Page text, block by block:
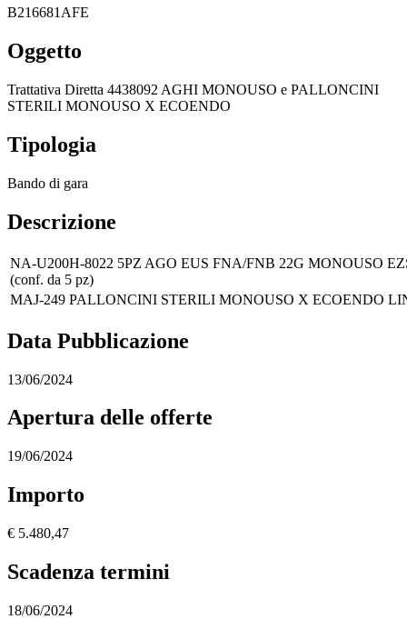
B216681AFE
Oggetto
Trattativa Diretta 4438092 AGHI MONOUSO e PALLONCINI
STERILI MONOUSO X ECOENDO
Tipologia
Bando di gara
Descrizione
NA-U200H-8022 5PZ AGO EUS FNA/FNB 22G MONOUSO
(conf. da 5 pz)
MAJ-249 PALLONCINI STERILI MONOUSO X ECOENDO
Data Pubblicazione
13/06/2024
Apertura delle offerte
19/06/2024
Importo
€ 5.480,47
Scadenza termini
18/06/2024